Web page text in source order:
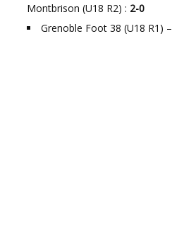
Montbrison (U18 R2) : 2-0
Grenoble Foot 38 (U18 R1) –